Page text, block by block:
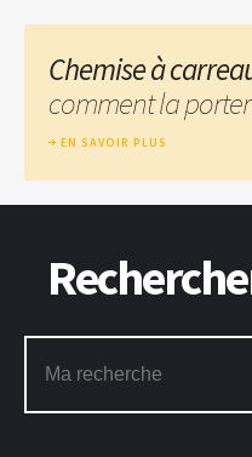
Chemise à
comment la
EN SAVOIR PLUS